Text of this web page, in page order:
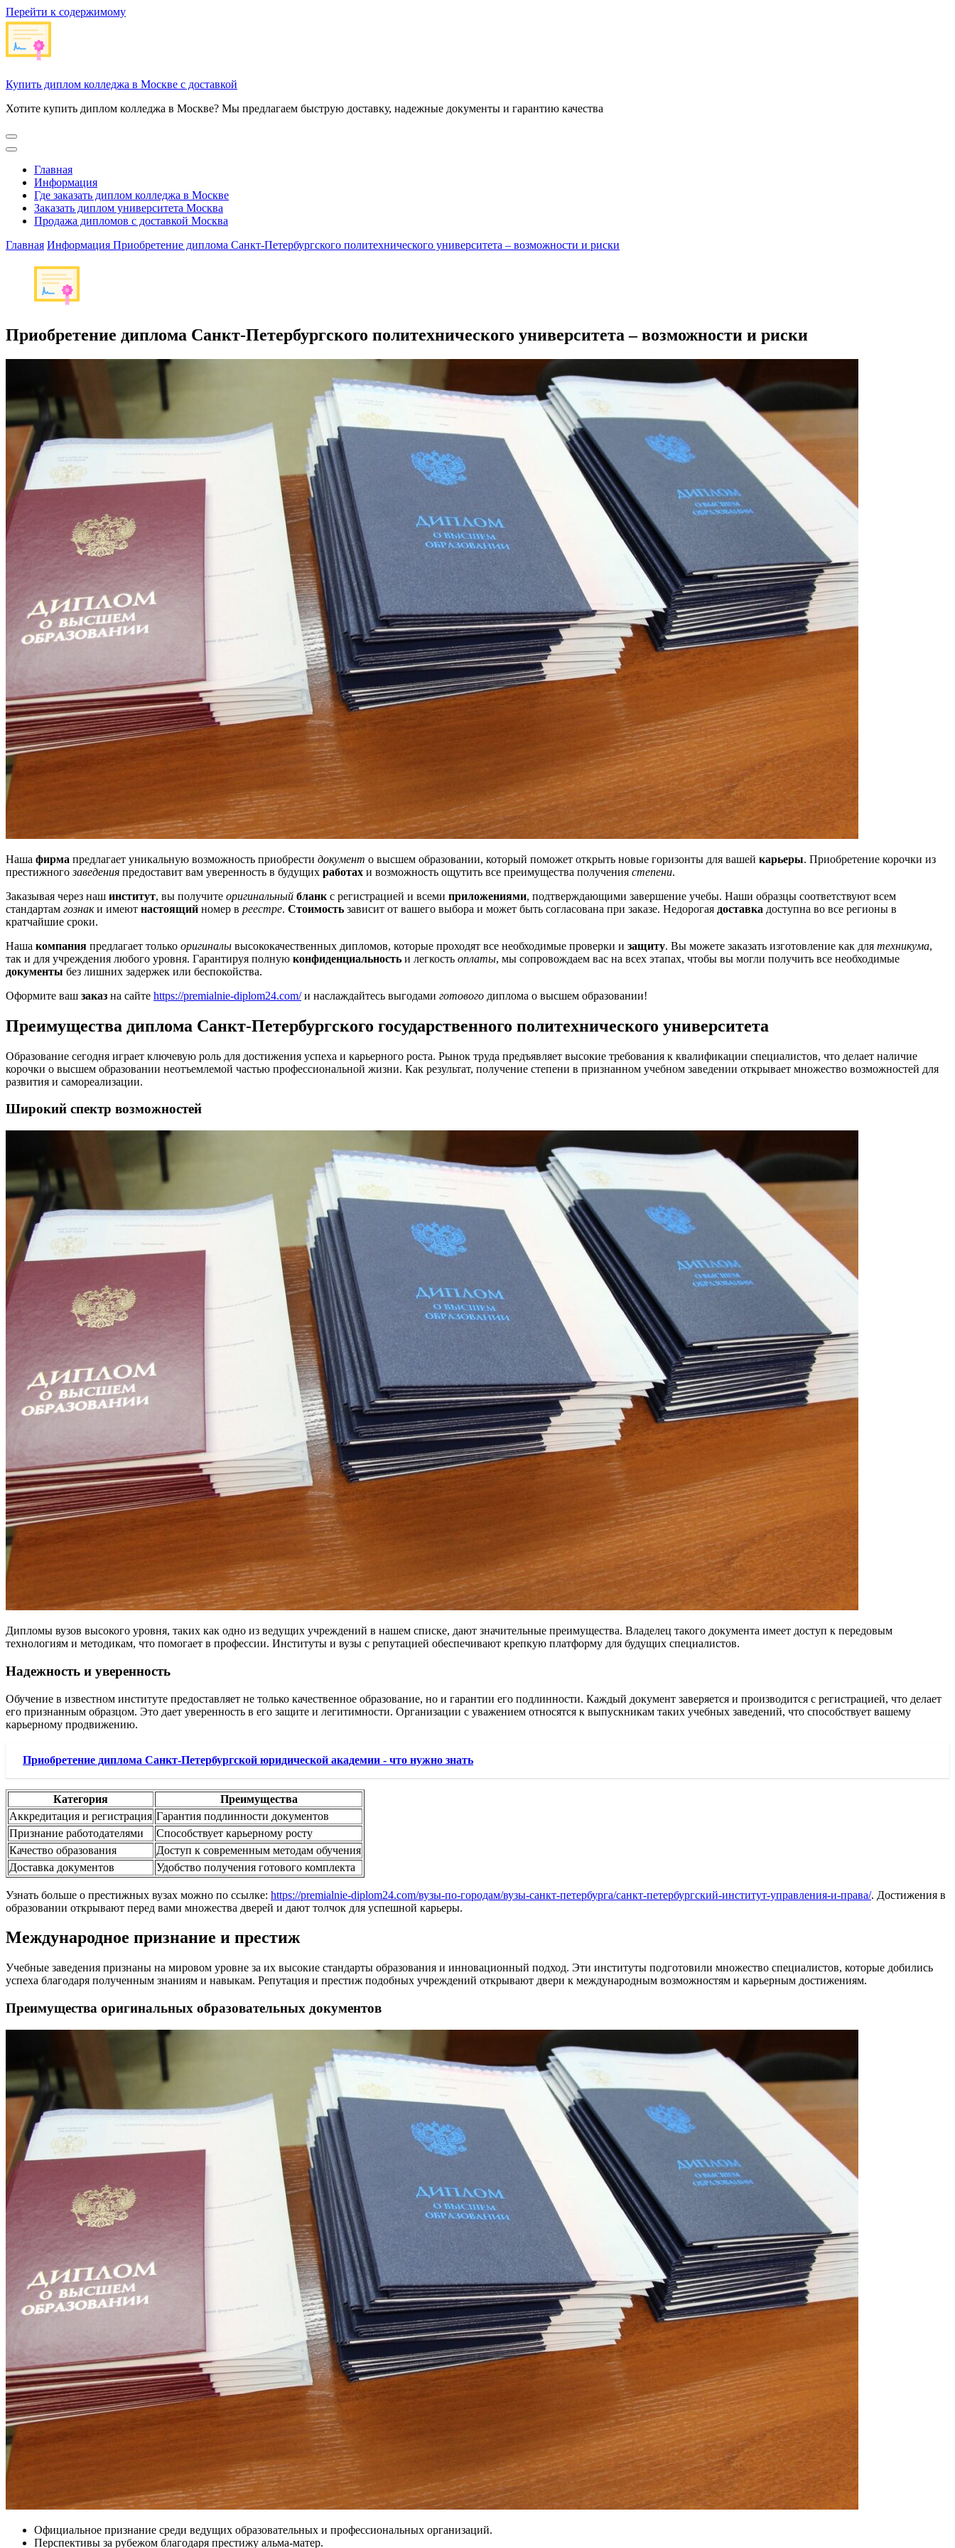
Перейти к содержимому
Купить диплом колледжа в Москве с доставкой
Хотите купить диплом колледжа в Москве? Мы предлагаем быструю доставку, надежные документы и гарантию качества
Главная
Информация
Где заказать диплом колледжа в Москве
Заказать диплом университета Москва
Продажа дипломов с доставкой Москва
Главная Информация Приобретение диплома Санкт-Петербургского политехнического университета – возможности и риски
Приобретение диплома Санкт-Петербургского политехнического университета – возможности и риски
Наша фирма предлагает уникальную возможность приобрести документ о высшем образовании, который поможет открыть новые горизонты для вашей карьеры. Приобретение корочки из
престижногозаведения предоставит вам уверенность в будущих работах и возможность ощутить все преимущества получения степени.
Заказывая через наш институт, вы получите оригинальный бланк с регистрацией и всеми приложениями, подтверждающими завершение учебы. Наши образцы соответствуют всем
стандартам гознаки имеют настоящий номер в реестре. Стоимость зависит от вашего выбора и может быть согласована при заказе. Недорогая доставка доступна во все регионы в
кратчайшие сроки.
Наша компания предлагает только оригиналы высококачественных дипломов, которые проходят все необходимые проверки и защиту. Вы можете заказать изготовление как для техникума,
так и для учреждения любого уровня. Гарантируя полную конфиденциальность и легкость оплаты, мы сопровождаем вас на всех этапах, чтобы вы могли получить все необходимые
документы без лишних задержек или беспокойства.
Оформите ваш заказ на сайте https://premialnie-diplom24.com/и наслаждайтесь выгодами готового диплома о высшем образовании!
Преимущества диплома Санкт-Петербургского государственного политехнического университета
Образование сегодня играет ключевую роль для достижения успеха и карьерного роста. Рынок труда предъявляет высокие требования к квалификации специалистов, что делает наличие
корочки о высшем образовании неотъемлемой частью профессиональной жизни. Как результат, получение степени в признанном учебном заведении открывает множество возможностей для
развития и самореализации.
Широкий спектр возможностей
Дипломы вузов высокого уровня, таких как одно из ведущих учреждений в нашем списке, дают значительные преимущества. Владелец такого документа имеет доступ к передовым
технологиям и методикам, что помогает в профессии. Институты и вузы с репутацией обеспечивают крепкую платформу для будущих специалистов.
Надежность и уверенность
Обучение в известном институте предоставляет не только качественное образование, но и гарантии его подлинности. Каждый документ заверяется и производится с регистрацией, что делает
его признанным образцом. Это дает уверенность в его защите и легитимности. Организации с уважением относятся к выпускникам таких учебных заведений, что способствует вашему
карьерному продвижению.
Приобретение диплома Санкт-Петербургской юридической академии - что нужно знать
Категория
Преимущества
Аккредитация и регистрация Гарантия подлинности документов
Признание работодателями
Способствует карьерному росту
Качество образования
Доступ к современным методам обучения
Доставка документов
Удобство получения готового комплекта
Узнать больше о престижных вузах можно по ссылке: https://premialnie-diplom24.com/вузы-по-городам/вузы-санкт-петербурга/санкт-петербургский-институт-управления-и-права/. Достижения в
образовании открывают перед вами множества дверей и дают толчок для успешной карьеры.
Международное признание и престиж
Учебные заведения признаны на мировом уровне за их высокие стандарты образования и инновационный подход. Эти институты подготовили множество специалистов, которые добились
успеха благодаря полученным знаниям и навыкам. Репутация и престиж подобных учреждений открывают двери к международным возможностям и карьерным достижениям.
Преимущества оригинальных образовательных документов
Официальное признание среди ведущих образовательных и профессиональных организаций.
Перспективы за рубежом благодаря престижу альма-матер.